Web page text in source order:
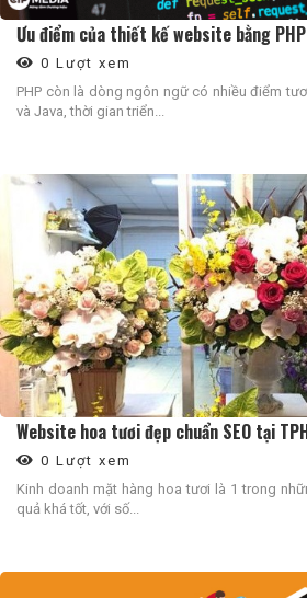
Ưu điểm của thiết kế website bằng PHP
0 Lượt xem
PHP còn là dòng ngôn ngữ có nhiều điểm
và Java, thời gian triển...
Website hoa tươi đẹp chuẩn SEO tại
0 Lượt xem
Kinh doanh mặt hàng hoa tươi là 1 trong
quả khá tốt, với số...